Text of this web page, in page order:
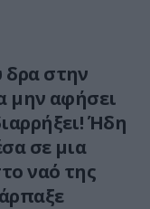
δρα στην
μην αφήσει
Ήδη
σε μια
ναό της